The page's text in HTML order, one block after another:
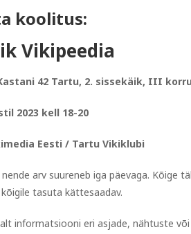
koolitus:
Vikipeedia
42 Tartu, 2. sissekäik, III
2023 kell 18-20
Eesti / Tartu Vikiklubi
arv suureneb iga päevaga. Kõige
tasuta kättesaadav.
informatsiooni eri asjade, nähtuste